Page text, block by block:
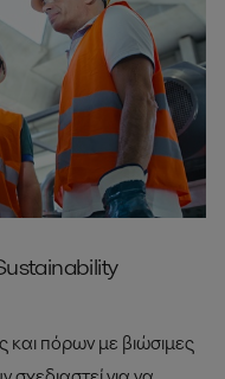
και πόρων με βιώσιμες